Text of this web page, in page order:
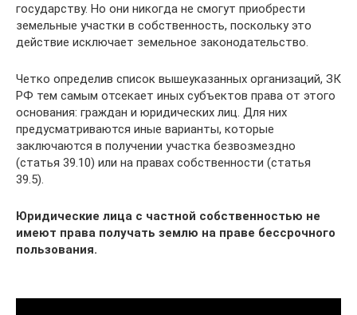
государству. Но они никогда не смогут приобрести
земельные участки в собственность, поскольку это
действие исключает земельное законодательство.
Четко определив список вышеуказанных организаций, ЗК
РФ тем самым отсекает иных субъектов права от этого
основания: граждан и юридических лиц. Для них
предусматриваются иные варианты, которые
заключаются в получении участка безвозмездно
(статья 39.10) или на правах собственности (статья
39.5).
Юридические лица с частной собственностью не
имеют права получать землю на праве бессрочного
пользования.